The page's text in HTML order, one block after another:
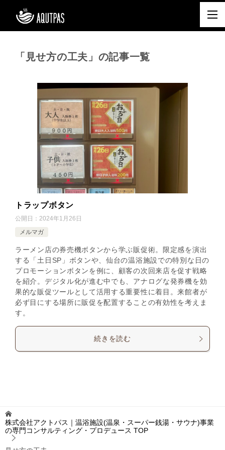
「見せ方の工夫」の記事一覧
トラップボタン
公開日： 2024年1月26日
メルマガ
ラーメン店の券売機ボタンから学ぶ販促術。限定感を演出
する「土日SP」ボタンや、仙台の温浴施設での特別な日の
プロモーションボタンを例に、顧客の次回来店を促す戦略
を紹介。デジタル化が進む中でも、アナログな発券機を効
果的な販促ツールとして活用する重要性に着目。来館者が
必ず目にする場所に販促を配置することの有効性を考えま
す。
続きを読む
株式会社アクトパス｜温浴施設(温泉・スーパー銭湯・サウナ)事業
の専門コンサルティング・プロデュース TOP